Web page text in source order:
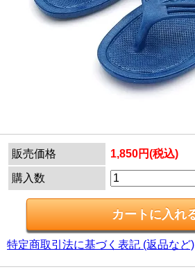
販売価格 1,850円(税込)
購入数
特定商取引法に基づく表記 (返品など)